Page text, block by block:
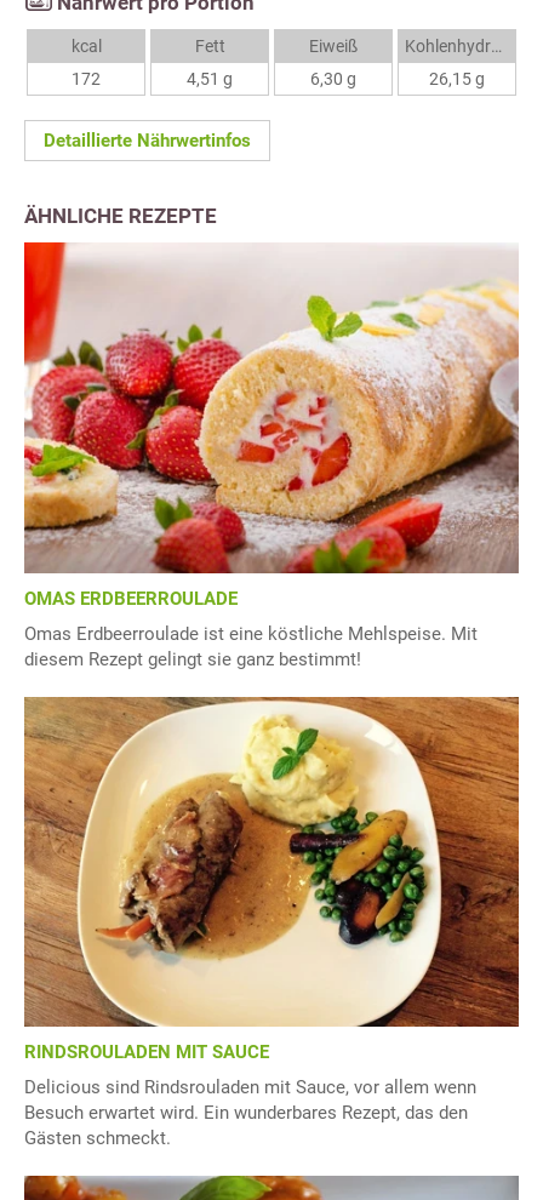
kcal
172
Fett
4,51 g
Eiweiß
6,30 g
Kohlenhydrate
26,15 g
Detaillierte Nährwertinfos
ÄHNLICHE REZEPTE
OMAS ERDBEERROULADE
Omas Erdbeerroulade ist eine köstliche Mehlspeise. Mit
diesem Rezept gelingt sie ganz bestimmt!
RINDSROULADEN MIT SAUCE
Delicious sind Rindsrouladen mit Sauce, vor allem wenn
Besuch erwartet wird. Ein wunderbares Rezept, das den
Gästen schmeckt.